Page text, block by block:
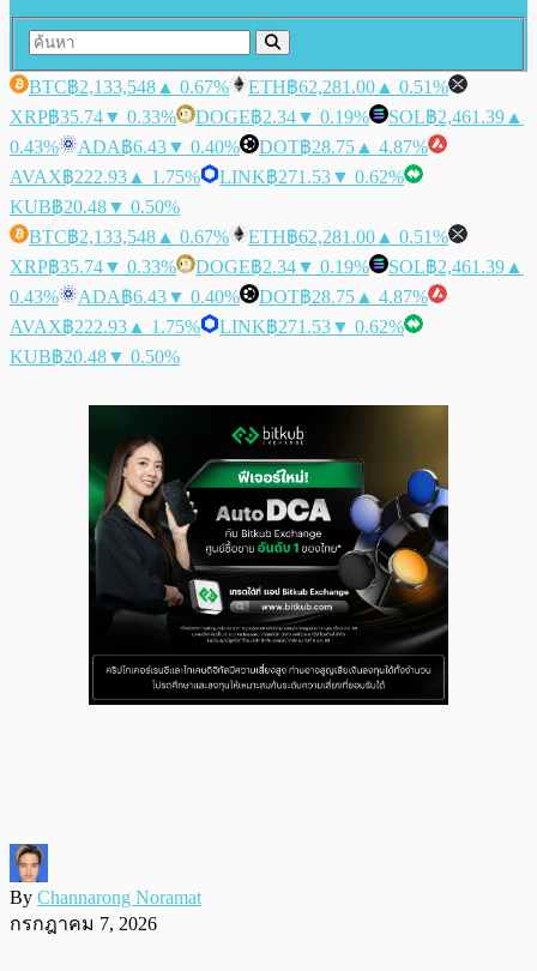
BTC฿2,133,548 ▲ 0.67% ETH฿62,281.00 ▲ 0.51%
XRP฿35.74▼ 0.33% DOGE฿2.34▼ 0.19% SOL฿2,461.39 ▲
0.43%
ADA฿6.43▼ 0.40% DOT฿28.75 ▲ 4.87%
AVAX฿222.93 ▲ 1.75% LINK฿271.53▼ 0.62%
KUB฿20.48▼ 0.50%
BTC฿2,133,548 ▲ 0.67% ETH฿62,281.00 ▲ 0.51%
XRP฿35.74▼ 0.33% DOGE฿2.34▼ 0.19% SOL฿2,461.39 ▲
0.43%
ADA฿6.43▼ 0.40% DOT฿28.75 ▲ 4.87%
AVAX฿222.93 ▲ 1.75% LINK฿271.53▼ 0.62%
KUB฿20.48▼ 0.50%
By Channarong Noramat
กรกฎาคม 7, 2026